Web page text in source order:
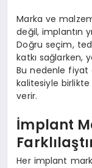
Marka ve
değil, implantın
Doğru seçim,
katkı sağlarken,
Bu nedenle fiyat
kalitesiyle birlikte
verir.
İmplant
Her implant